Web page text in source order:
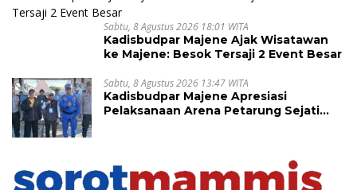
Sabtu, 8 Agustus 2026 18:01 WITA
Kadisbudpar Majene Ajak Wisatawan
ke Majene: Besok Tersaji 2 Event Besar
Sabtu, 8 Agustus 2026 13:47 WITA
Kadisbudpar Majene Apresiasi
Pelaksanaan Arena Petarung Sejati